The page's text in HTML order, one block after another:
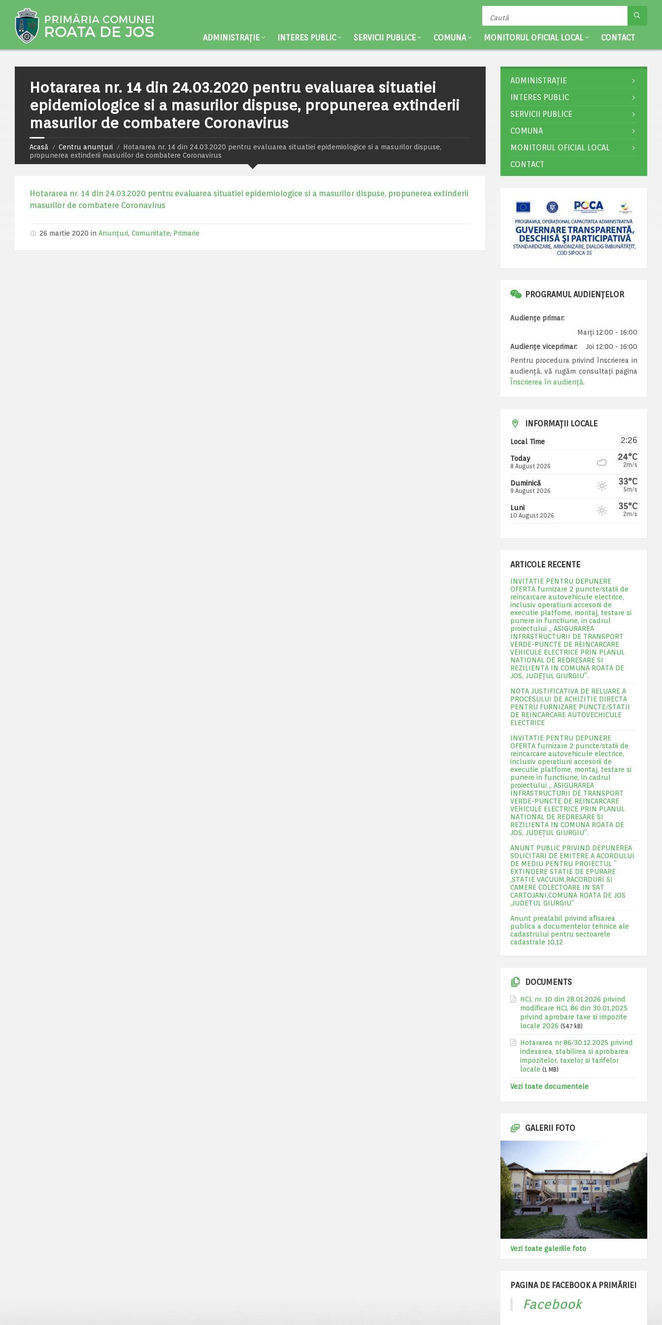
ADMINISTRAȚIE INTERES PUBLIC SERVICII PUBLICE COMUNA MONITORUL OFICIAL LOCAL CONTACT
Hotararea nr. 14 din 24.03.2020 pentru evaluarea situatiei
epidemiologice si a masurilor dispuse, propunerea extinderii
masurilor de combatere Coronavirus
Acasă Centru anunțuri
Hotararea nr. 14 din 24.03.2020 pentru evaluarea situatiei epidemiologice si a masurilor dispuse,
propunerea extinderii masurilor de combatere Coronavirus
Hotararea nr. 14 din 24.03.2020 pentru evaluarea situatiei epidemiologice si a masurilor dispuse, propunerea extinderii
masurilor de combatere Coronavirus
26 martie 2020 in Anunțuri, Comunitate, Primarie
ADMINISTRAȚIE
INTERES PUBLIC
SERVICII PUBLICE
COMUNA
MONITORUL OFICIAL LOCAL
CONTACT
PROGRAMUL AUDIENȚELOR
Audiențe primar:
Marți 12:00 - 16:00
Audiențe viceprimar:
Joi 12:00 - 16:00
Pentru procedura privind înscrierea in
audiență, vă rugăm consultați pagina
Înscrierea în audiență.
INFORMAȚII LOCALE
Local Time 2:26
Today
8 August 2026
24°C
2m/s
Duminică
9 August 2026
33°C
5m/s
Luni
10 August 2026
35°C
2m/s
ARTICOLE RECENTE
INVITATIE PENTRU DEPUNERE
OFERTA furnizare 2 puncte/statii de
reincarcare autovehicule electrice,
inclusiv operatiuni accesorii de
executie platfome, montaj, testare si
punere in functiune, in cadrul
proiectului „ ASIGURAREA
INFRASTRUCTURII DE TRANSPORT
VERDE-PUNCTE DE REINCARCARE
VEHICULE ELECTRICE PRIN PLANUL
NATIONAL DE REDRESARE SI
REZILIENTA IN COMUNA ROATA DE
JOS, JUDEŢUL GIURGIU”.
NOTA JUSTIFICATIVA DE RELUARE A
PROCESULUI DE ACHIZITIE DIRECTA
PENTRU FURNIZARE PUNCTE/STATII
DE REINCARCARE AUTOVECHICULE
ELECTRICE
INVITATIE PENTRU DEPUNERE
OFERTA furnizare 2 puncte/statii de
reincarcare autovehicule electrice,
inclusiv operatiuni accesorii de
executie platfome, montaj, testare si
punere in functiune, in cadrul
proiectului „ ASIGURAREA
INFRASTRUCTURII DE TRANSPORT
VERDE-PUNCTE DE REINCARCARE
VEHICULE ELECTRICE PRIN PLANUL
NATIONAL DE REDRESARE SI
REZILIENTA IN COMUNA ROATA DE
JOS, JUDEŢUL GIURGIU”.
ANUNT PUBLIC PRIVIND DEPUNEREA
SOLICITARI DE EMITERE A ACORDULUI
DE MEDIU PENTRU PROIECTUL ”
EXTINDERE STATIE DE EPURARE
,STATIE VACUUM,RACORDURI SI
CAMERE COLECTOARE IN SAT
CARTOJANI,COMUNA ROATA DE JOS
,JUDETUL GIURGIU”
Anunt prealabil privind afisarea
publica a documentelor tehnice ale
cadastrului pentru sectoarele
cadastrale 10,12
DOCUMENTS
HCL nr. 10 din 28.01.2026 privind
modificare HCL 86 din 30.01.2025
privind aprobare taxe si impozite
locale 2026 (547 kB)
Hotararea nr 86/30.12.2025 privind
indexarea, stabilirea si aprobarea
impozitelor, taxelor si tarifelor
locale (1 MB)
Vezi toate documentele
GALERII FOTO
Vezi toate galeriile foto
PAGINA DE FACEBOOK A PRIMĂRIEI
Facebook